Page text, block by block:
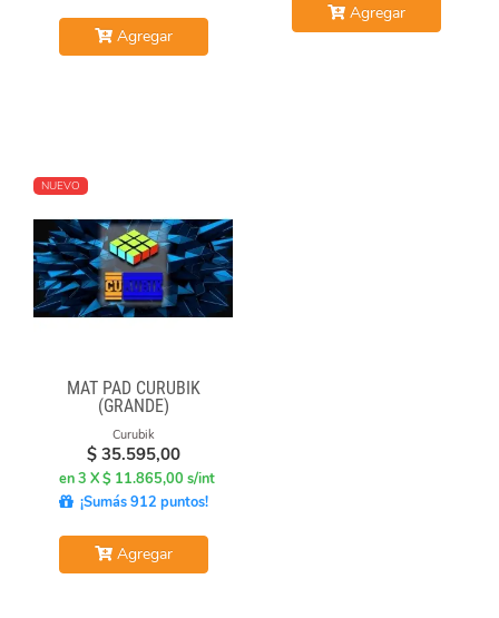
Agregar
Agregar
NUEVO
MAT PAD CURUBIK
(GRANDE)
Curubik
$ 35.595,00
en 3 X $ 11.865,00 s/int
¡Sumás 912 puntos!
Agregar